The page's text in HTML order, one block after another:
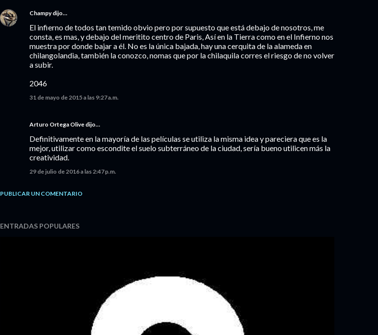
Champydijo…
El infierno de todos tan temido obvio pero por supuesto que está debajo de nosotros, me
consta, es mas, y debajo del meritito centro de Paris, Así en la Tierra como en el Infierno nos
muestra por donde bajar a él. No es la única bajada, hay una cerquita de la alameda en
chilangolandia, también la conozco, nomas que por la chilaquila corres el riesgo de no volver
a subir.
2046
31 de mayo de 2015 a las 9:27 a.m.
Arturo Ortega Olive dijo…
Definitivamente en la mayoría de las películas se utiliza la misma idea y pareciera que es la
mejor, utilizar como escondite el suelo subterráneo de la ciudad, sería bueno utilicen más la
creatividad.
29 de julio de 2016 a las 2:47 p.m.
PUBLICAR UN COMENTARIO
ENTRADAS POPULARES